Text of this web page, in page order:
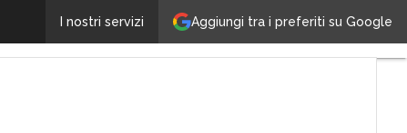
Aggiungi tra i preferiti su Google
I nostri servizi
IBM: quando open source fa rima con innovazione